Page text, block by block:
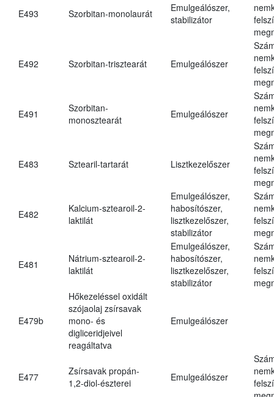
E493 Szorbitan-monolaurát
Emulgeálószer,
stabilizátor
E492 Szorbitan-trisztearát Emulgeálószer
E491
Szorbitan-
monosztearát
Emulgeálószer
E483 Sztearil-tartarát Lisztkezelőszer
E482
Kalcium-sztearoil-2-
laktilát
Emulgeálószer,
habosítószer,
lisztkezelőszer,
stabilizátor
E481
Nátrium-sztearoil-2-
laktilát
Emulgeálószer,
habosítószer,
lisztkezelőszer,
stabilizátor
E479b
Hőkezeléssel oxidált
szójaolaj zsírsavak
mono- és
digliceridjeivel
reagáltatva
Emulgeálószer
E477
Zsírsavak propán-
1,2-diol-észterei
Emulgeálószer